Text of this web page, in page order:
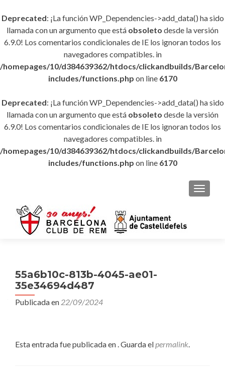
Deprecated: ¡La función WP_Dependencies->add_data() ha sido
llamada con un argumento que está obsoleto desde la versión
6.9.0! Los comentarios condicionales de IE los ignoran todos los
navegadores compatibles. in
/homepages/10/d384639362/htdocs/clickandbuilds/
includes/functions.php on line 6170
Deprecated: ¡La función WP_Dependencies->add_data() ha sido
llamada con un argumento que está obsoleto desde la versión
6.9.0! Los comentarios condicionales de IE los ignoran todos los
navegadores compatibles. in
/homepages/10/d384639362/htdocs/clickandbuilds/
includes/functions.php on line 6170
55a6b10c-813b-4045-ae01-
35e34694d487
Publicada en 22/09/2024
Esta entrada fue publicada en . Guarda elpermalink.